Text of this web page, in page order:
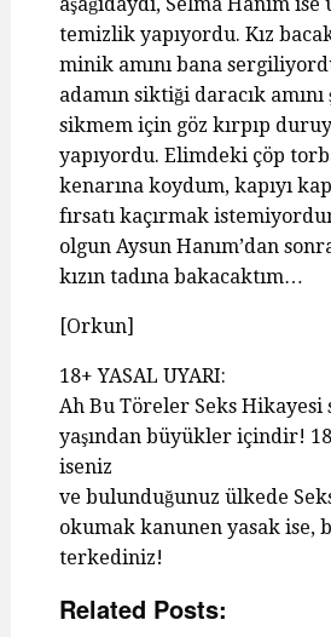
temizlik yapıyordu. Kız
minik amını bana
adamın siktiği daracık
sikmem için göz kırpıp
yapıyordu. Elimdeki çöp
kenarına koydum, kapıyı
fırsatı kaçırmak
olgun Aysun Hanım’dan
kızın tadına bakacaktım…
[Orkun]
18+ YASAL UYARI:
Ah Bu Töreler Seks Hikayesi
yaşından büyükler içindir!
iseniz
ve bulunduğunuz ülkede
okumak kanunen yasak ise,
terkediniz!
Related Posts: